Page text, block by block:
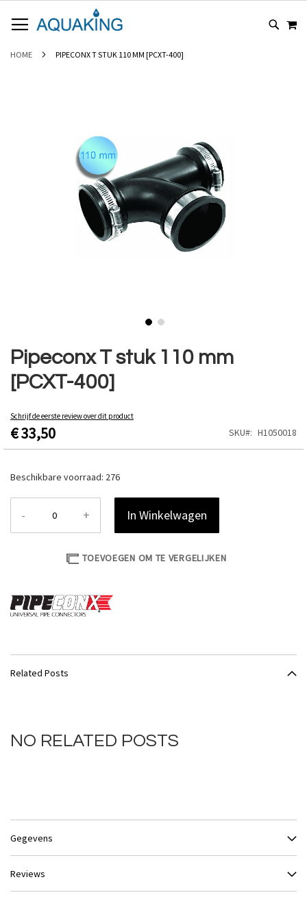
NAAR
DE
HOME PIPECONX T STUK 110 MM [PCXT-400]
Pipeconx T stuk 110 mm
[PCXT-400]
Schrijf de eerste review over dit product
€ 33,50 SKU H1050018
Beschikbare voorraad: 276
- + In Winkelwagen
TOEVOEGEN OM TE VERGELIJKEN
naar
het
begin
van
afbeeldingen-
gallerij
Related Posts
NO RELATED POSTS
Gegevens
Reviews